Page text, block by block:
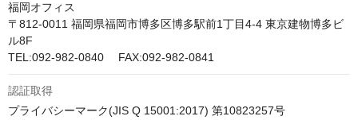
福岡オフィス
〒812-0011 福岡県福岡市博多区博多駅前1丁目4-4 東京建物博多ビ
ル8F
TEL:092-982-0840　 FAX:092-982-0841
認証取得
プライバシーマーク(JIS Q 15001:2017) 第10823257号